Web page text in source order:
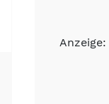
Anzeige: